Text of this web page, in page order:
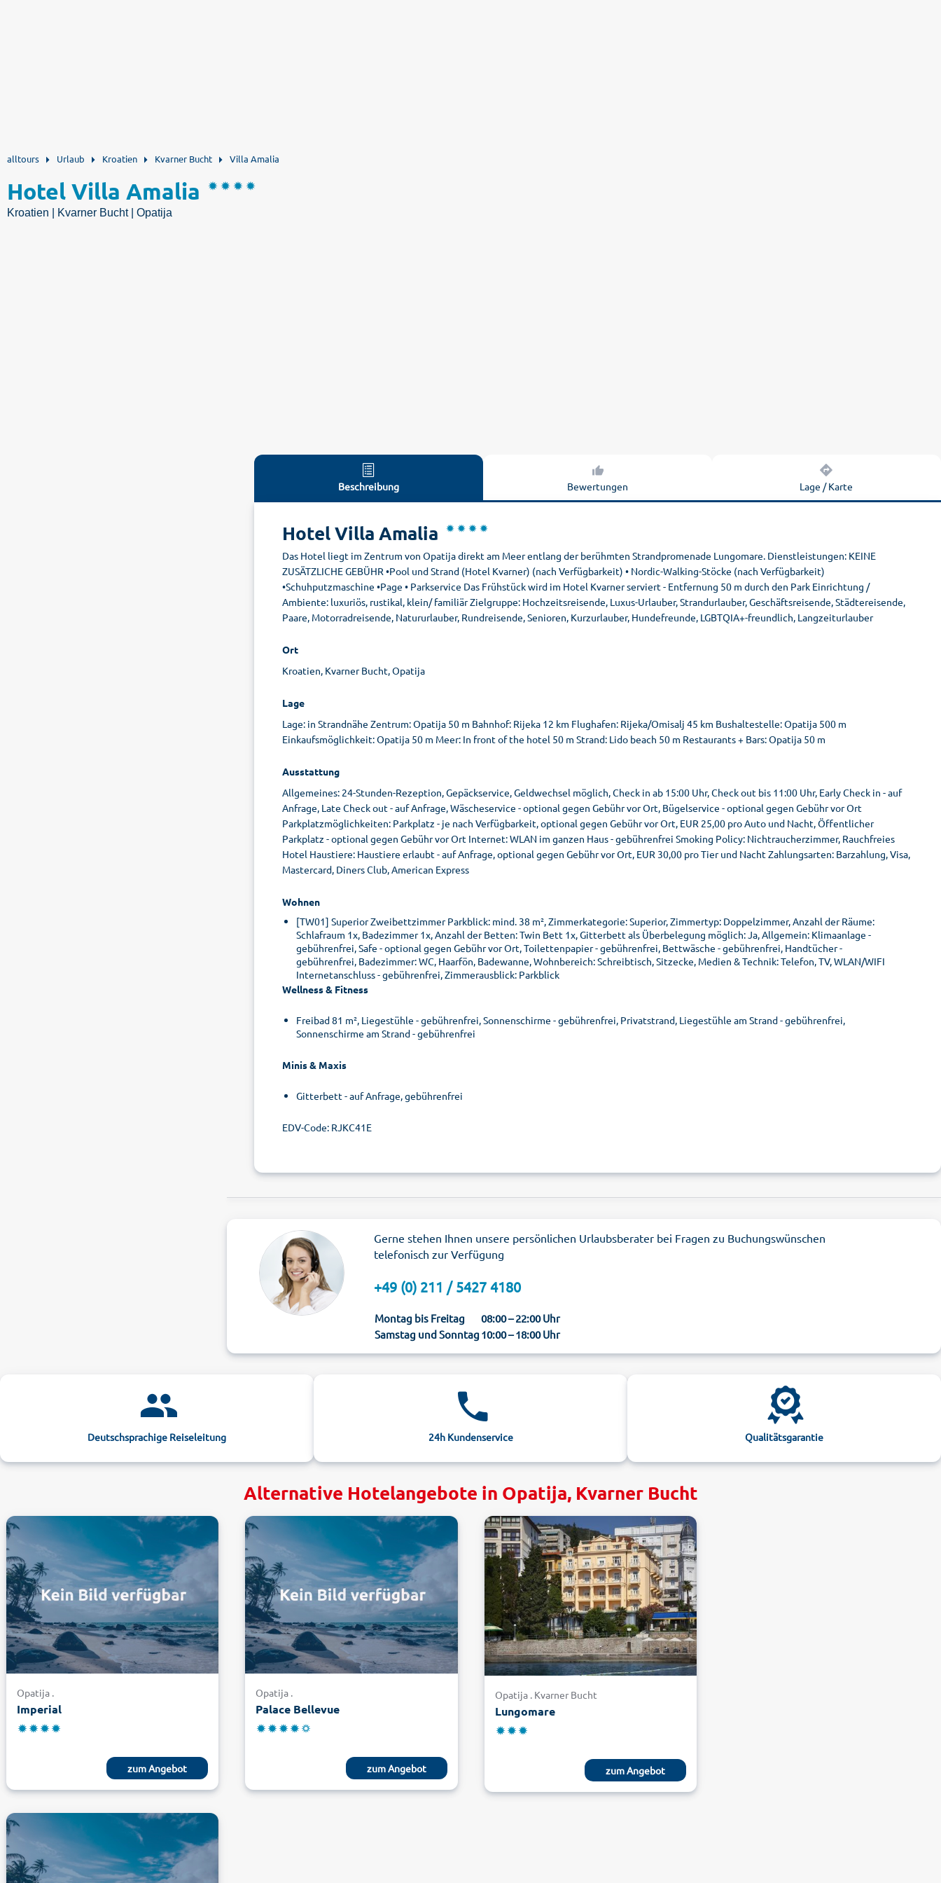
alltours Urlaub Kroatien Kvarner Bucht Villa Amalia
Hotel Villa Amalia
Kroatien | Kvarner Bucht | Opatija
Beschreibung Bewertungen Lage / Karte
Hotel Villa Amalia
Das Hotel liegt im Zentrum von Opatija direkt am Meer entlang der berühmten Strandpromenade Lungomare. Dienstleistungen: KEINE
ZUSÄTZLICHE GEBÜHR •Pool und Strand (Hotel Kvarner) (nach Verfügbarkeit) • Nordic-Walking-Stöcke (nach Verfügbarkeit)
•Schuhputzmaschine •Page • Parkservice Das Frühstück wird im Hotel Kvarner serviert - Entfernung 50 m durch den Park Einrichtung /
Ambiente: luxuriös, rustikal, klein/ familiär Zielgruppe: Hochzeitsreisende, Luxus-Urlauber, Strandurlauber, Geschäftsreisende, Städtereisende,
Paare, Motorradreisende, Natururlauber, Rundreisende, Senioren, Kurzurlauber, Hundefreunde, LGBTQIA+-freundlich, Langzeiturlauber
Ort
Kroatien, Kvarner Bucht, Opatija
Lage
Lage: in Strandnähe Zentrum: Opatija 50 m Bahnhof: Rijeka 12 km Flughafen: Rijeka/Omisalj 45 km Bushaltestelle: Opatija 500 m
Einkaufsmöglichkeit: Opatija 50 m Meer: In front of the hotel 50 m Strand: Lido beach 50 m Restaurants + Bars: Opatija 50 m
Ausstattung
Allgemeines: 24-Stunden-Rezeption, Gepäckservice, Geldwechsel möglich, Check in ab 15:00 Uhr, Check out bis 11:00 Uhr, Early Check in - auf
Anfrage, Late Check out - auf Anfrage, Wäscheservice - optional gegen Gebühr vor Ort, Bügelservice - optional gegen Gebühr vor Ort
Parkplatzmöglichkeiten: Parkplatz - je nach Verfügbarkeit, optional gegen Gebühr vor Ort, EUR 25,00 pro Auto und Nacht, Öffentlicher
Parkplatz - optional gegen Gebühr vor Ort Internet: WLAN im ganzen Haus - gebührenfrei Smoking Policy: Nichtraucherzimmer, Rauchfreies
Hotel Haustiere: Haustiere erlaubt - auf Anfrage, optional gegen Gebühr vor Ort, EUR 30,00 pro Tier und Nacht Zahlungsarten: Barzahlung, Visa,
Mastercard, Diners Club, American Express
Wohnen
[TW01] Superior Zweibettzimmer Parkblick: mind. 38 m², Zimmerkategorie: Superior, Zimmertyp: Doppelzimmer, Anzahl der Räume:
Schlafraum 1x, Badezimmer 1x, Anzahl der Betten: Twin Bett 1x, Gitterbett als Überbelegung möglich: Ja, Allgemein: Klimaanlage -
gebührenfrei, Safe - optional gegen Gebühr vor Ort, Toilettenpapier - gebührenfrei, Bettwäsche - gebührenfrei, Handtücher -
gebührenfrei, Badezimmer: WC, Haarfön, Badewanne, Wohnbereich: Schreibtisch, Sitzecke, Medien & Technik: Telefon, TV, WLAN/WIFI
Internetanschluss - gebührenfrei, Zimmerausblick: Parkblick
Wellness & Fitness
Freibad 81 m², Liegestühle - gebührenfrei, Sonnenschirme - gebührenfrei, Privatstrand, Liegestühle am Strand - gebührenfrei,
Sonnenschirme am Strand - gebührenfrei
Minis & Maxis
Gitterbett - auf Anfrage, gebührenfrei
EDV-Code: RJKC41E
Gerne stehen Ihnen unsere persönlichen Urlaubsberater bei Fragen zu Buchungswünschen
telefonisch zur Verfügung
+49 (0) 211 / 5427 4180
Montag bis Freitag
08:00 – 22:00 Uhr
Samstag und Sonntag10:00 – 18:00 Uhr
Deutschsprachige Reiseleitung 24h Kundenservice Qualitätsgarantie
Alternative Hotelangebote in Opatija, Kvarner Bucht
Opatija .
Imperial
zum Angebot
Opatija .
Palace Bellevue
zum Angebot
Opatija . Kvarner Bucht
Lungomare
zum Angebot